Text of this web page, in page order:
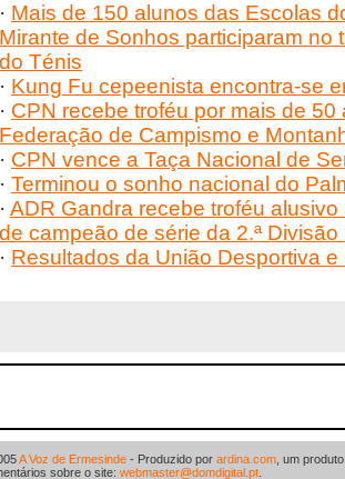
· Mais de 150 alunos das Escolas
Mirante de Sonhos participaram no
do Ténis
· Kung Fu cepeenista encontra-se
· CPN recebe troféu por mais de
Federação de Campismo e
· CPN vence a Taça Nacional de
· Terminou o sonho nacional do
· ADR Gandra recebe troféu
de campeão de série da 2.ª Divisão
· Resultados da União Desportiva
A Voz de Ermesinde - Produzido por ardina.com , um
sobre o site: webmaster@domdigital.pt